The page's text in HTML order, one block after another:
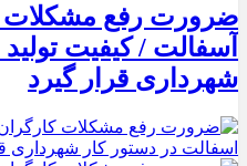
ضرورت رفع مشکلات
آسفالت / کیفیت
شهرداری قرار گیرد